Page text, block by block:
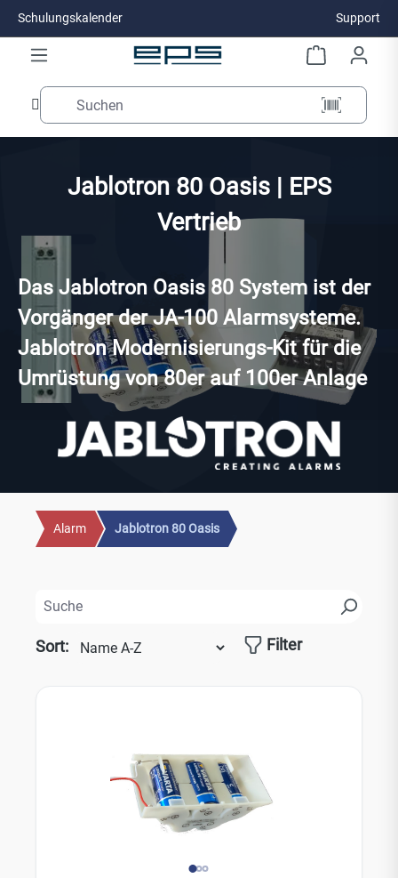
Zum Hauptinhalt springen
Schulungskalender Support
Jablotron 80 Oasis | EPS
Vertrieb
Das Jablotron Oasis 80 System ist der
Vorgänger der JA-100 Alarmsysteme.
Jablotron Modernisierungs-Kit für die
Umrüstung von 80er auf 100er Anlage
Alarm Jablotron 80 Oasis
Filter
Sort: